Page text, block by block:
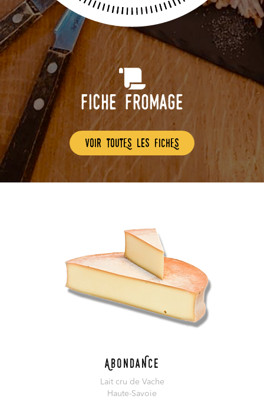
Fiche Fromage
voir toutEs les fichEs
AbondaNce
Lait cru de Vache
Haute-Savoie